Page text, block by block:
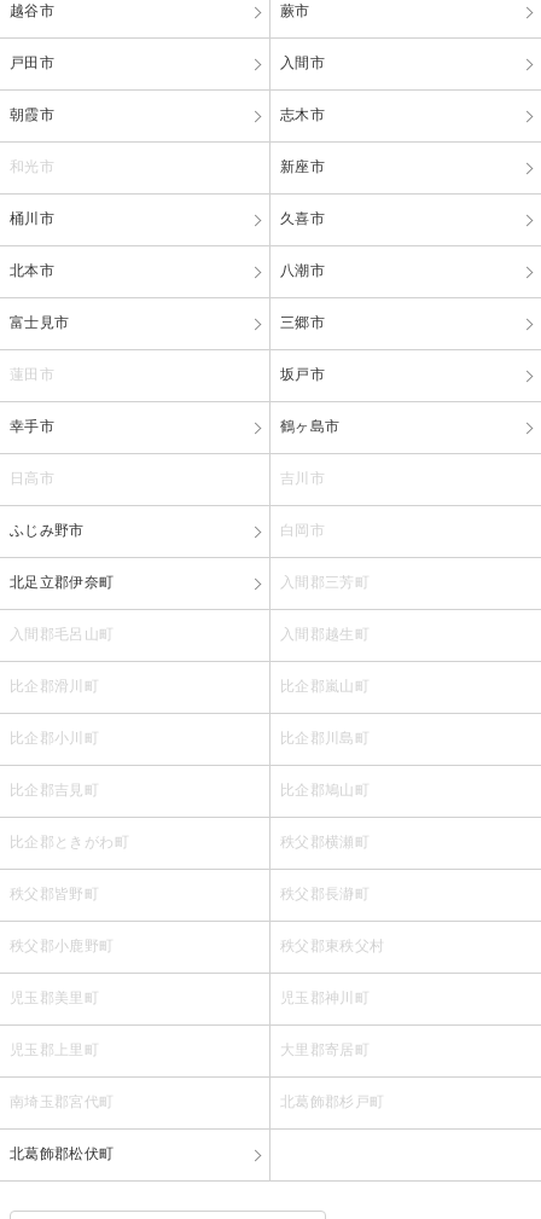
越谷市 蕨市
戸田市 入間市
朝霞市 志木市
和光市 新座市
桶川市 久喜市
北本市 八潮市
富士見市 三郷市
蓮田市 坂戸市
幸手市 鶴ヶ島市
日高市 吉川市
ふじみ野市 白岡市
北足立郡伊奈町 入間郡三芳町
入間郡毛呂山町 入間郡越生町
比企郡滑川町 比企郡嵐山町
比企郡小川町 比企郡川島町
比企郡吉見町 比企郡鳩山町
比企郡ときがわ町 秩父郡横瀬町
秩父郡皆野町 秩父郡長瀞町
秩父郡小鹿野町 秩父郡東秩父村
児玉郡美里町 児玉郡神川町
児玉郡上里町 大里郡寄居町
南埼玉郡宮代町 北葛飾郡杉戸町
北葛飾郡松伏町